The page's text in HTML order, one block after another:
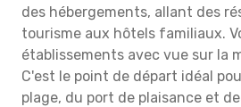
des hébergements, allant des
tourisme aux hôtels familiaux.
établissements avec vue sur la
C'est le point de départ idéal
plage, du port de plaisance et